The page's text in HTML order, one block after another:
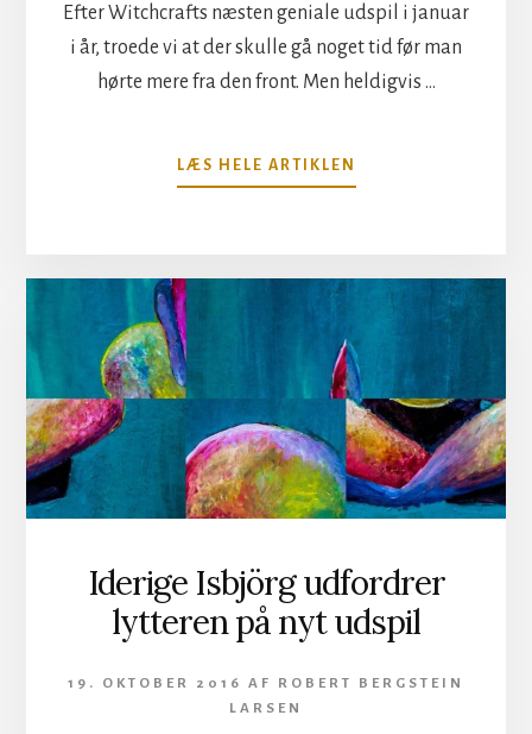
Efter Witchcrafts næsten geniale udspil i januar
i år, troede vi at der skulle gå noget tid før man
hørte mere fra den front. Men heldigvis …
LÆS HELE ARTIKLEN
AFDÆMPEDE
HEKSEKUNSTNER
WITCHCRAFTS
MAGNUS
PELANDER
Iderige Isbjörg udfordrer
lytteren på nyt udspil
19. OKTOBER 2016 AF ROBERT BERGSTEIN
LARSEN